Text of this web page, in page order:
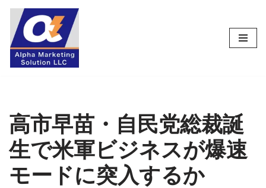
コ
ン
テ
ス
キ
ッ
プ
高市早苗・自民党総裁誕
生で米軍ビジネスが爆速
モードに突入するか